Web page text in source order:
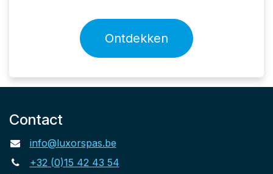
Ontdekken
Contact
info@luxorspas.be
+32 (0)15 42 43 54